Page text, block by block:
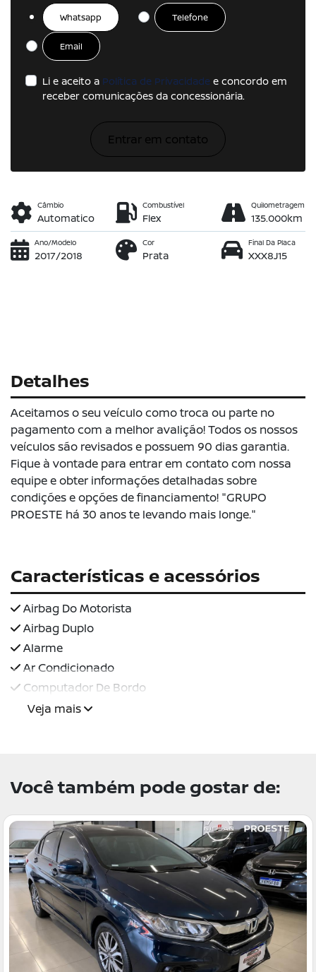
Whatsapp Telefone
Email
Li e aceito a Política de Privacidade e concordo em
receber comunicações da concessionária.
Entrar em contato
Câmbio
Automatico
Combustível
Flex
Quilometragem
135.000km
Ano/Modelo
2017/2018
Cor
Prata
Final Da Placa
XXX8J15
Detalhes
Aceitamos o seu veículo como troca ou parte no
pagamento com a melhor avalição! Todos os nossos
veículos são revisados e possuem 90 dias garantia.
Fique à vontade para entrar em contato com nossa
equipe e obter informações detalhadas sobre
condições e opções de financiamento! "GRUPO
PROESTE há 30 anos te levando mais longe."
Características e acessórios
Airbag Do Motorista
Airbag Duplo
Alarme
Ar Condicionado
Computador De Bordo
Veja mais
Você também pode gostar de: